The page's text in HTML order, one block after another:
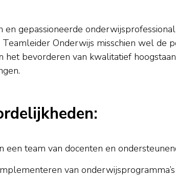
en gepassioneerde
Teamleider Onderwijs misschien wel de
het bevorderen van kwalitatief
een team van docenten en
van